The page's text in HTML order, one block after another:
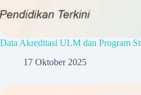
Data Akreditasi ULM dan Program
17 Oktober 2025